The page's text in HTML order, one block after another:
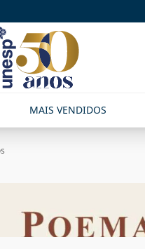
MAIS VENDIDOS